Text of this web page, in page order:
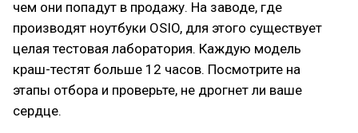
чем они попадут в продажу. На заводе, где
производят ноутбуки OSIO, для этого существует
целая тестовая лаборатория. Каждую модель
краш-тестят больше 12 часов. Посмотрите на
этапы отбора и проверьте, не дрогнет ли ваше
сердце.